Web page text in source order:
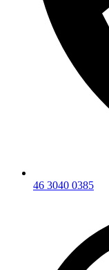
46 3040 0385